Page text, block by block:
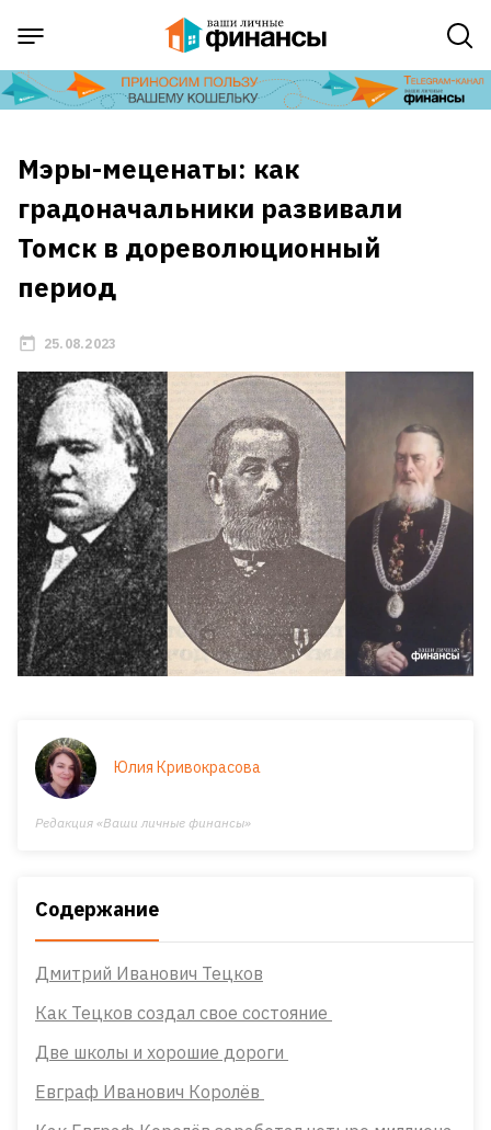
Мэры-меценаты: как
градоначальники развивали
Томск в дореволюционный
период
25.08.2023
Юлия Кривокрасова
Редакция «Ваши личные финансы»
Содержание
Дмитрий Иванович Тецков
Как Тецков создал свое состояние
Две школы и хорошие дороги
Евграф Иванович Королёв